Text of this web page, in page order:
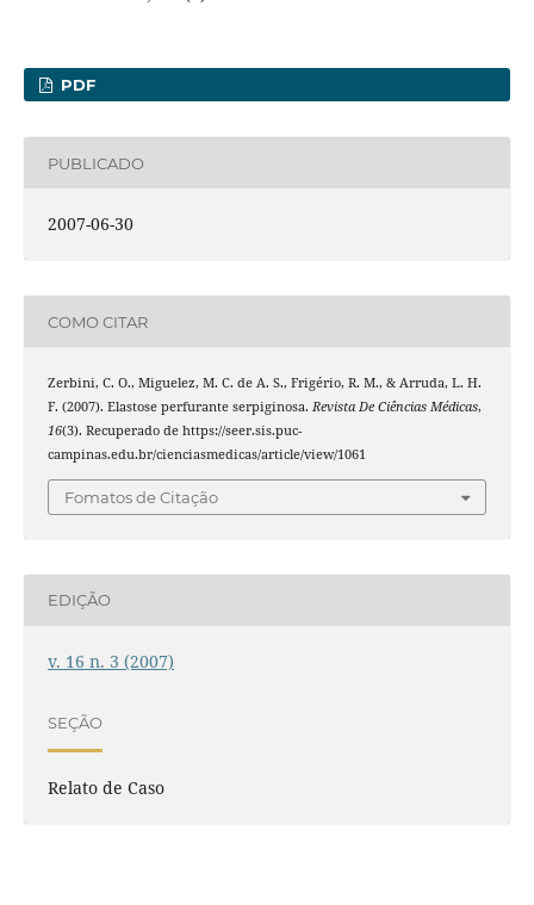
PDF
PUBLICADO
2007-06-30
COMO CITAR
Zerbini, C. O., Miguelez, M. C. de A. S., Frigério, R. M., & Arruda, L. H.
F. (2007). Elastose perfurante serpiginosa. Revista De Ciências Médicas,
16(3). Recuperado de https://seer.sis.puc-
campinas.edu.br/cienciasmedicas/article/view/1061
Fomatos de Citação
EDIÇÃO
v. 16 n. 3 (2007)
SEÇÃO
Relato de Caso